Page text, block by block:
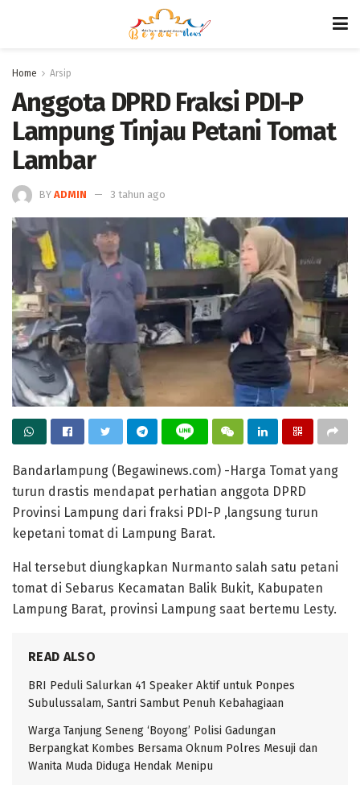
Home Arsip
Anggota DPRD Fraksi PDI-P
Lampung Tinjau Petani Tomat
Lambar
BY ADMIN 3 tahun ago
Bandarlampung (Begawinews.com) -Harga Tomat yang
turun drastis mendapat perhatian anggota DPRD
Provinsi Lampung dari fraksi PDI-P ,langsung turun
kepetani tomat di Lampung Barat.
Hal tersebut diungkapkan Nurmanto salah satu petani
tomat di Sebarus Kecamatan Balik Bukit, Kabupaten
Lampung Barat, provinsi Lampung saat bertemu Lesty.
READ ALSO
BRI Peduli Salurkan 41 Speaker Aktif untuk Ponpes
Subulussalam, Santri Sambut Penuh Kebahagiaan
Warga Tanjung Seneng ‘Boyong’ Polisi Gadungan
Berpangkat Kombes Bersama Oknum Polres Mesuji dan
Wanita Muda Diduga Hendak Menipu